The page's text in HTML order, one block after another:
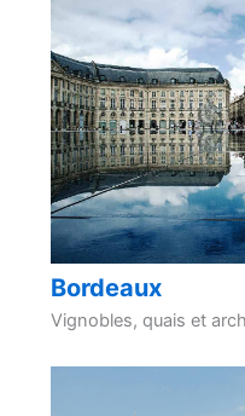
Bordeaux
Vignobles, quais et